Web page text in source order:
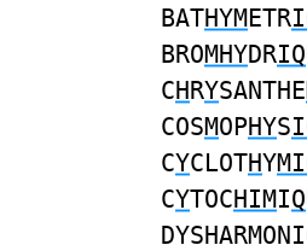
BATHYMETR
BROMHYDRIQ
CHRYSANTHE
COSMOPHYS
CYCLOTHY
CYTOCHIMIQ
DYSHARMON